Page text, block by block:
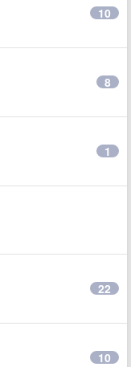
10
8
1
22
10